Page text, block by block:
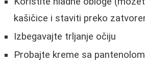
kašičice i staviti preko
Izbegavajte trljanje očiju
Probajte kreme sa